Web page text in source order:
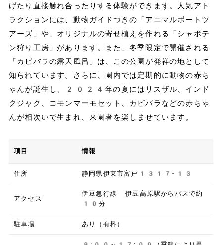
げたり直接触れ合ったりする体験ができます。人気アト
ラクションには、動物ガイドつきの「アニマルボートツ
アーズ」や、オリジナルの寄せ植えを作れる「シャボテ
ン狩り工房」があります。また、冬季限定で開催される
「カピバラの露天風呂」は、この公園が発祥の地として
知られています。さらに、園内では定期的に動物の赤ち
ゃんが誕生し、2024年の夏にはリスザル、インド
クジャク、コモンマーモセット、カピバラなどの赤ちゃ
んが相次いで生まれ、来園者を楽しませています。
項目 情報
住所 静岡県伊東市富戸1317-13
アクセス
伊豆急行線 伊豆高原駅からバスで約
10分
駐車場 あり（有料）